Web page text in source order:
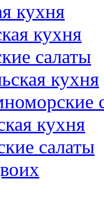
кухня
кухня
салаты
кухня
кухня
салаты